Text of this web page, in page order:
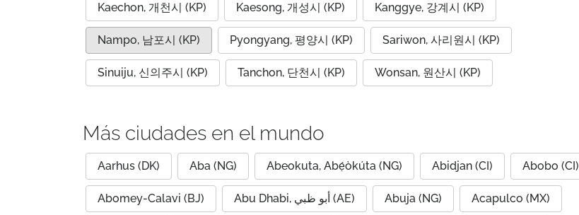
Kaechon, 개천시 (KP) Kaesong, 개성시 (KP) Kanggye, 강계시 (KP)
Nampo, 남포시 (KP) Pyongyang, 평양시 (KP) Sariwon, 사리원시 (KP)
Sinuiju, 신의주시 (KP) Tanchon, 단천시 (KP) Wonsan, 원산시 (KP)
Más ciudades en el mundo
Aarhus (DK) Aba (NG) Abeokuta, Abẹ́òkúta (NG) Abidjan (CI) Abobo (CI)
Abomey-Calavi (BJ) Abu Dhabi, أبو ظبي (AE) Abuja (NG) Acapulco (MX)